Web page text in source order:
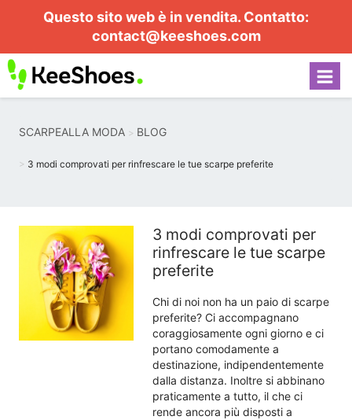
Questo sito web è in vendita. Contatto:
contact@keeshoes.com
SCARPEALLA MODA BLOG
3 modi comprovati per rinfrescare le tue scarpe preferite
3 modi comprovati per
rinfrescare le tue scarpe
preferite
Chi di noi non ha un paio di scarpe
preferite? Ci accompagnano
coraggiosamente ogni giorno e ci
portano comodamente a
destinazione, indipendentemente
dalla distanza. Inoltre si abbinano
praticamente a tutto, il che ci
rende ancora più disposti a